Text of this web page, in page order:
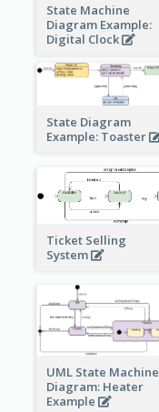
State Machine
Diagram Example:
Digital Clock
State Diagram
Example: Toaster
Ticket Selling
System
UML State Machine
Diagram: Heater
Example